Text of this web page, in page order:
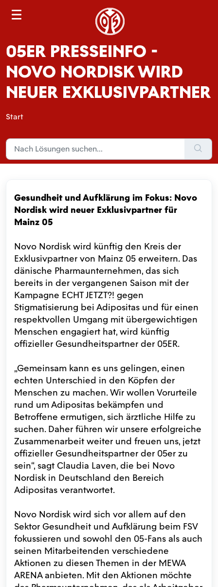
05ER PRESSEINFO -
NOVO NORDISK WIRD
NEUER EXKLUSIVPARTNER
Start
Gesundheit und Aufklärung im Fokus: Novo
Nordisk wird neuer Exklusivpartner für
Mainz 05
Novo Nordisk wird künftig den Kreis der
Exklusivpartner von Mainz 05 erweitern. Das
dänische Pharmaunternehmen, das sich
bereits in der vergangenen Saison mit der
Kampagne ECHT JETZT?! gegen
Stigmatisierung bei Adipositas und für einen
respektvollen Umgang mit übergewichtigen
Menschen engagiert hat, wird künftig
offizieller Gesundheitspartner der 05ER.
„Gemeinsam kann es uns gelingen, einen
echten Unterschied in den Köpfen der
Menschen zu machen. Wir wollen Vorurteile
rund um Adipositas bekämpfen und
Betroffene ermutigen, sich ärztliche Hilfe zu
suchen. Daher führen wir unsere erfolgreiche
Zusammenarbeit weiter und freuen uns, jetzt
offizieller Gesundheitspartner der 05er zu
sein“, sagt Claudia Laven, die bei Novo
Nordisk in Deutschland den Bereich
Adipositas verantwortet.
Novo Nordisk wird sich vor allem auf den
Sektor Gesundheit und Aufklärung beim FSV
fokussieren und sowohl den 05-Fans als auch
seinen Mitarbeitenden verschiedene
Aktionen zu diesen Themen in der MEWA
ARENA anbieten. Mit den Aktionen möchte